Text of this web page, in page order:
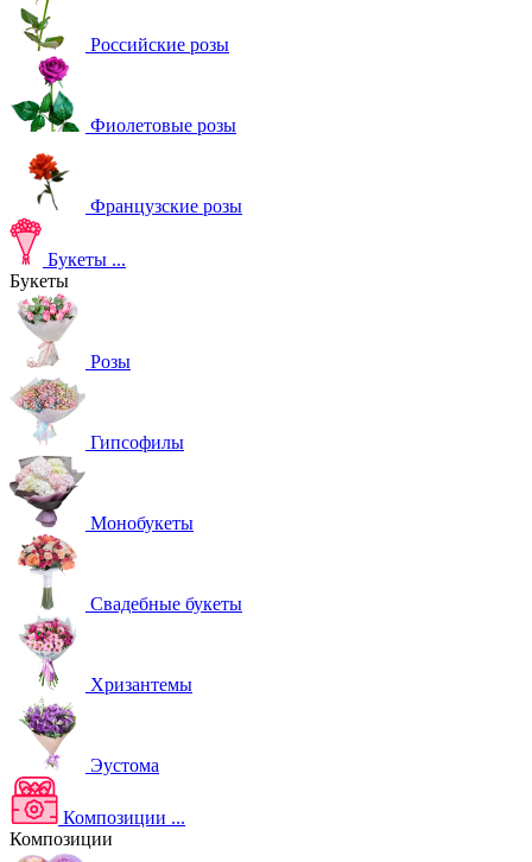
Российские розы
Фиолетовые розы
Французские розы
Букеты ...
Букеты
Розы
Гипсофилы
Монобукеты
Свадебные букеты
Хризантемы
Эустома
Композиции ...
Композиции